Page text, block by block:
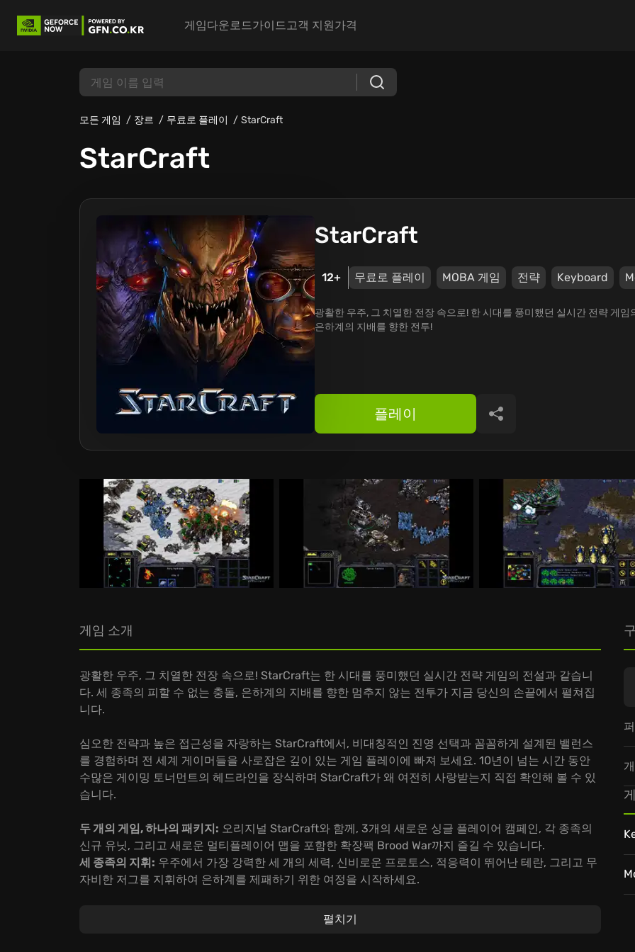
게임다운로드가이드고객 지원가격
모든 게임 장르 무료로 플레이 StarCraft
StarCraft
StarCraft
12+ 무료로 플레이 MOBA 게임 전략 Keyboard
광활한 우주, 그 치열한 전장 속으로! 한 시대를 풍미했던 실시간 전략 게
은하계의 지배를 향한 전투!
플레이 공유
게임 소개
광활한 우주, 그 치열한 전장 속으로! StarCraft는 한 시대를 풍미했던 실시간 전략 게임의 전설과 같습니
다. 세 종족의 피할 수 없는 충돌, 은하계의 지배를 향한 멈추지 않는 전투가 지금 당신의 손끝에서 펼쳐집
니다.
심오한 전략과 높은 접근성을 자랑하는 StarCraft에서, 비대칭적인 진영 선택과 꼼꼼하게 설계된 밸런스
를 경험하며 전 세계 게이머들을 사로잡은 깊이 있는 게임 플레이에 빠져 보세요. 10년이 넘는 시간 동안
수많은 게이밍 토너먼트의 헤드라인을 장식하며 StarCraft가 왜 여전히 사랑받는지 직접 확인해 볼 수 있
습니다.
두 개의 게임, 하나의 패키지: 오리지널 StarCraft와 함께, 3개의 새로운 싱글 플레이어 캠페인, 각 종족의
신규 유닛, 그리고 새로운 멀티플레이어 맵을 포함한 확장팩 Brood War까지 즐길 수 있습니다.
세 종족의 지휘: 우주에서 가장 강력한 세 개의 세력, 신비로운 프로토스, 적응력이 뛰어난 테란, 그리고 무
자비한 저그를 지휘하여 은하계를 제패하기 위한 여정을 시작하세요.
테란 식민지를 파괴로부터 구원하고, 교활한 Zerg Overmind의 치명적인 계획을 실행하며, Protoss
펼치기